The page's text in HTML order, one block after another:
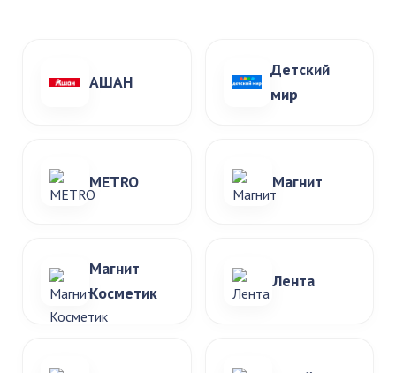
АШАН
Детский
мир
METRO Магнит
Магнит
Косметик
Лента